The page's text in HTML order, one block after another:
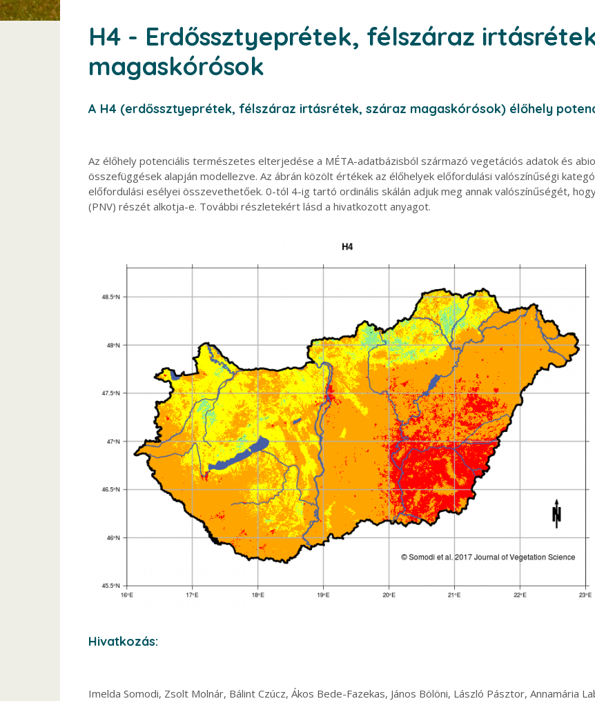
H4 - Erdőssztyeprétek, félszáraz
magaskórósok
A H4 (erdőssztyeprétek, félszáraz irtásrétek, száraz magaskórósok) élőhely
Az élőhely potenciális természetes elterjedése a MÉTA-adatbázisból származó vegetációs adatok és
összefüggések alapján modellezve. Az ábrán közölt értékek az élőhelyek előfordulási valószínűségi
előfordulási esélyei összevethetőek. 0-tól 4-ig tartó ordinális skálán adjuk meg annak valószínűségét,
(PNV) részét alkotja-e. További részletekért lásd a hivatkozott anyagot.
Hivatkozás:
Imelda Somodi, Zsolt Molnár, Bálint Czúcz, Ákos Bede-Fazekas, János Bölöni, László Pásztor, Annamária